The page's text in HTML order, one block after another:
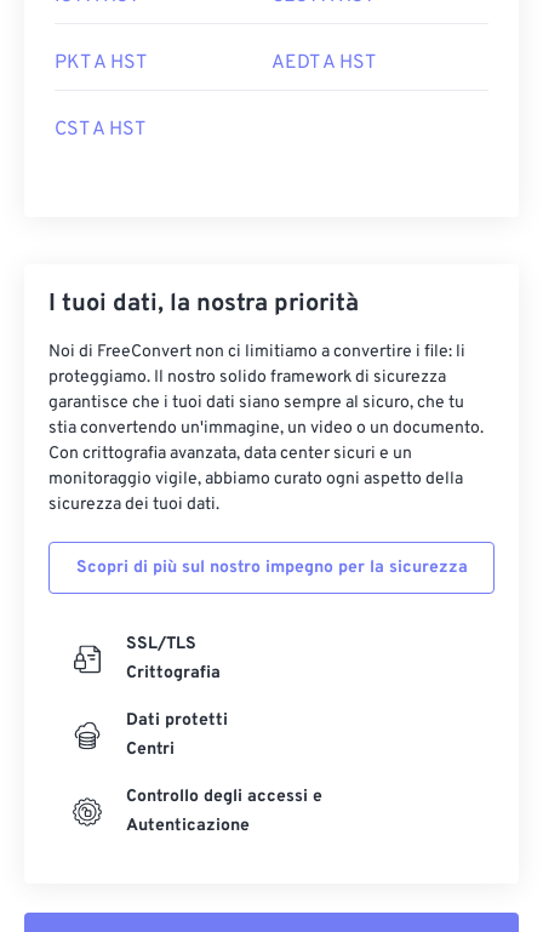
PKT A HST AEDT A HST
CST A HST
I tuoi dati, la nostra priorità
Noi di FreeConvert non ci limitiamo a convertire i file: li
proteggiamo. Il nostro solido framework di sicurezza
garantisce che i tuoi dati siano sempre al sicuro, che tu
stia convertendo un'immagine, un video o un documento.
Con crittografia avanzata, data center sicuri e un
monitoraggio vigile, abbiamo curato ogni aspetto della
sicurezza dei tuoi dati.
Scopri di più sul nostro impegno per la sicurezza
SSL/TLS
Crittografia
Dati protetti
Centri
Controllo degli accessi e
Autenticazione